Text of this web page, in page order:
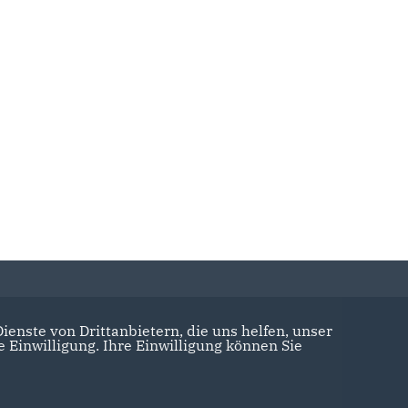
von Drittanbietern, die uns helfen, unser
Einwilligung. Ihre Einwilligung können Sie